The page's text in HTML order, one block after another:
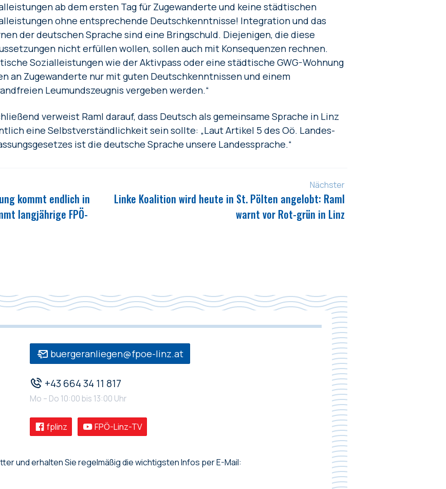
ab dem ersten Tag für Zugewanderte und keine städtischen
ohne entsprechende Deutschkenntnisse! Integration und das
der deutschen Sprache sind eine Bringschuld. Diejenigen, die diese
nicht erfüllen wollen, sollen auch mit Konsequenzen rechnen.
Sozialleistungen wie der Aktivpass oder eine städtische GWG-Wohnung
an Zugewanderte nur mit guten Deutschkenntnissen und einem
Leumundszeugnis vergeben werden.“
verweist Raml darauf, dass Deutsch als gemeinsame Sprache in Linz
eine Selbstverständlichkeit sein sollte: „Laut Artikel 5 des Oö. Landes-
ist die deutsche Sprache unsere Landessprache.“
kommt endlich in
langjährige FPÖ-
Nächster
Linke Koalition wird heute in St. Pölten angelobt: Raml
warnt vor Rot-grün in Linz
buergeranliegen@fpoe-linz.at
+43 664 34 11 817
Mo – Do 10:00 bis 13:00 Uhr
fplinz FPÖ-Linz-TV
und erhalten Sie regelmäßig die wichtigsten Infos per E-Mail: